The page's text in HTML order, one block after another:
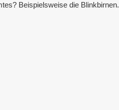
Beispielsweise die Blinkbirnen.